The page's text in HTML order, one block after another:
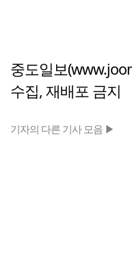
중도일보
수집, 재배포 금지
기자의 다른 기사 모음 ▶